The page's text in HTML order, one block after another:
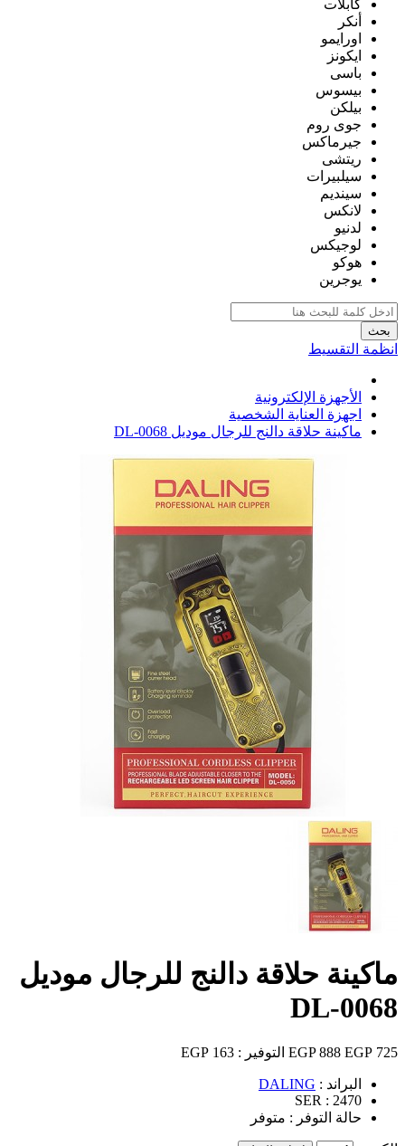
كابلات
أنكر
اورايمو
ايكونز
باسى
بيسوس
بيلكن
جوى روم
جيرماكس
ريتشى
سيلبيرات
سينديم
لانكس
لدنيو
لوجيكس
هوكو
يوجرين
بحث
انظمة التقسيط
الأجهزة الإلكترونية
اجهزة العناية الشخصية
ماكينة حلاقة دالنج للرجال موديل DL-0068
ماكينة حلاقة دالنج للرجال موديل
DL-0068
725 EGP
888 EGP التوفير : 163 EGP
البراند : DALING
SER : 2470
حالة التوفر : متوفر